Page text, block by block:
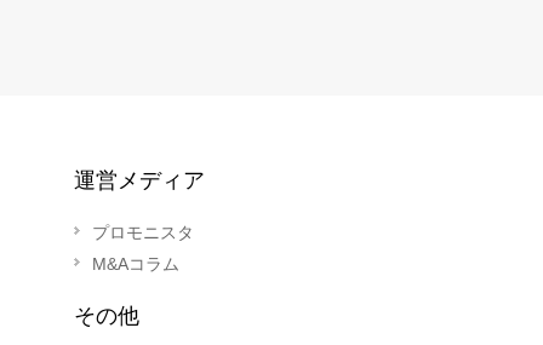
運営メディア
プロモニスタ
M&Aコラム
その他